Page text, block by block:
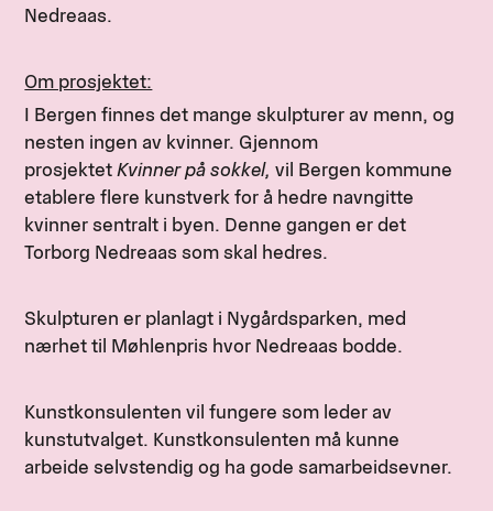
Nedreaas.
Om prosjektet:
I Bergen finnes det mange skulpturer av menn, og
nesten ingen av kvinner. Gjennom
prosjektet Kvinner på sokkel,vil Bergen kommune
etablere flere kunstverk for å hedre navngitte
kvinner sentralt i byen. Denne gangen er det
Torborg Nedreaas som skal hedres.
Skulpturen er planlagt i Nygårdsparken, med
nærhet til Møhlenpris hvor Nedreaas bodde.
Kunstkonsulenten vil fungere som leder av
kunstutvalget. Kunstkonsulenten må kunne
arbeide selvstendig og ha gode samarbeidsevner.